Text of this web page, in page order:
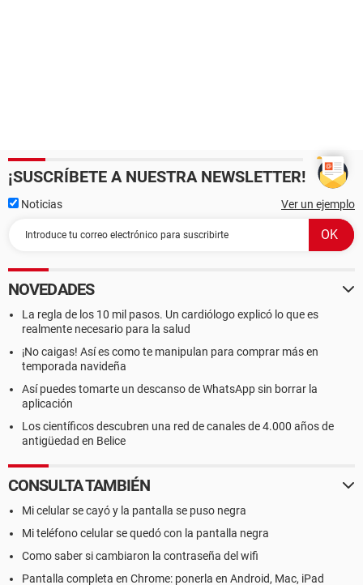
¡SUSCRÍBETE A NUESTRA NEWSLETTER!
Noticias Ver un ejemplo
NOVEDADES
La regla de los 10 mil pasos. Un cardiólogo explicó lo que es
realmente necesario para la salud
¡No caigas! Así es como te manipulan para comprar más en
temporada navideña
Así puedes tomarte un descanso de WhatsApp sin borrar la
aplicación
Los científicos descubren una red de canales de 4.000 años de
antigüedad en Belice
CONSULTA TAMBIÉN
Mi celular se cayó y la pantalla se puso negra
Mi teléfono celular se quedó con la pantalla negra
Como saber si cambiaron la contraseña del wifi
Pantalla completa en Chrome: ponerla en Android, Mac, iPad